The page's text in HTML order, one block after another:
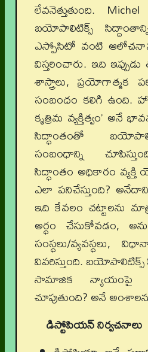
లేవనెత్తుతుంది.
బయోపాలిటిక్స్
ఎస్పోసిటో వంటి
విస్తరించారు. ఇది
శాస్త్రాలు, ప్రయోగాత్మక
సంబంధం కలిగి ఉంది.
కృత్రిమ వ్యక్తిత్వం’
సిద్ధాంతంతో
సంబంధాన్ని
సిద్ధాంతం అధికారం
ఎలా పనిచేస్తుంది?
ఇది కేవలం చట్టాలను
అర్థం చేసుకోవడం,
సంస్థలు/వ్యవస్థలు,
వివరిస్తుంది. బయోపాలిటిక్స్
సామాజిక న్యాయంపై
చూపుతుంది? అనే
డిస్టోపియన్ నిర్వచనాలు